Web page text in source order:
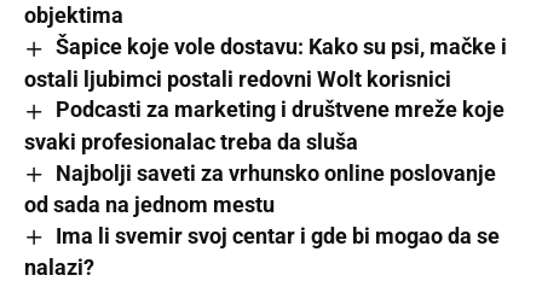
objektima
Šapice koje vole dostavu: Kako su psi, mačke i
ostali ljubimci postali redovni Wolt korisnici
Podcasti za marketing i društvene mreže koje
svaki profesionalac treba da sluša
Najbolji saveti za vrhunsko online poslovanje
od sada na jednom mestu
Ima li svemir svoj centar i gde bi mogao da se
nalazi?